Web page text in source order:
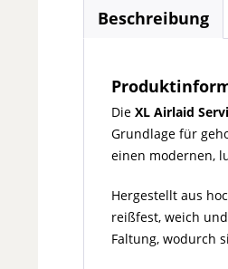
Beschreibung
Die XL Airlaid
Grundlage für
einen modernen,
Hergestellt aus
reißfest, weich
Faltung, wodurch